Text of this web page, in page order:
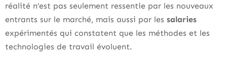
réalité n’est pas seulement ressentie par les nouveaux
entrants sur le marché, mais aussi par les salaries
expérimentés qui constatent que les méthodes et les
technologies de travail évoluent.